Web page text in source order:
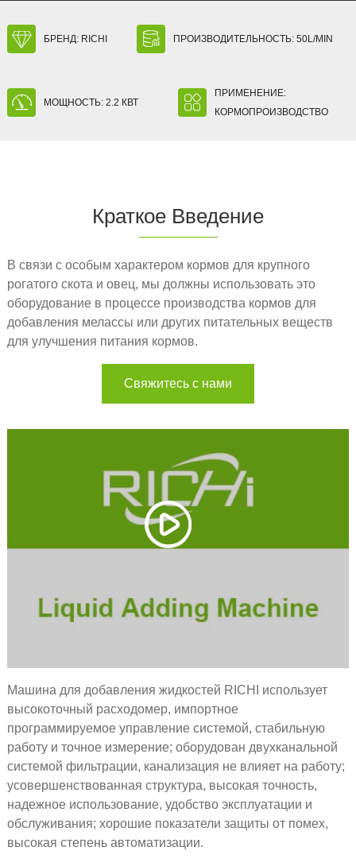
БРЕНД: RICHI ПРОИЗВОДИТЕЛЬНОСТЬ: 50L/MIN
МОЩНОСТЬ: 2.2 КВТ
ПРИМЕНЕНИЕ:
КОРМОПРОИЗВОДСТВО
Краткое Введение
В связи с особым характером кормов для крупного
рогатого скота и овец, мы должны использовать это
оборудование в процессе производства кормов для
добавления мелассы или других питательных веществ
для улучшения питания кормов.
Свяжитесь с нами
Машина для добавления жидкостей RICHI использует
высокоточный расходомер, импортное
программируемое управление системой, стабильную
работу и точное измерение; оборудован двухканальной
системой фильтрации, канализация не влияет на работу;
усовершенствованная структура, высокая точность,
надежное использование, удобство эксплуатации и
обслуживания; хорошие показатели защиты от помех,
высокая степень автоматизации.